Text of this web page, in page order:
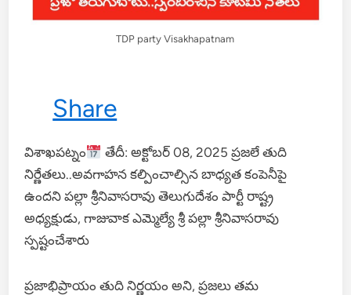
TDP party Visakhapatnam
Share
విశాఖపట్నం
తేదీ: అక్టోబర్ 08, 2025 ప్రజలే తుది
నిర్ణేతలు..అవగాహన కల్పించాల్సిన బాధ్యత కంపెనీపై
ఉందని పల్లా శ్రీనివాసరావు తెలుగుదేశం పార్టీ రాష్ట్ర
అధ్యక్షుడు, గాజువాక ఎమ్మెల్యే శ్రీ పల్లా శ్రీనివాసరావు
స్పష్టంచేశారు
ప్రజాభిప్రాయం తుది నిర్ణయం అని, ప్రజలు తమ